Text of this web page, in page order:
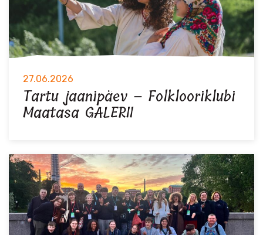
27.06.2026
Tartu jaanipäev – Folklooriklubi
Maatasa GALERII